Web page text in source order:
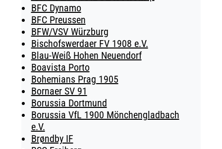
BFC Dynamo
BFC Preussen
BFW/VSV Würzburg
Bischofswerdaer FV 1908 e.V.
Blau-Weiß Hohen Neuendorf
Boavista Porto
Bohemians Prag 1905
Bornaer SV 91
Borussia Dortmund
Borussia VfL 1900 Mönchengladbach
e.V.
Brøndby IF